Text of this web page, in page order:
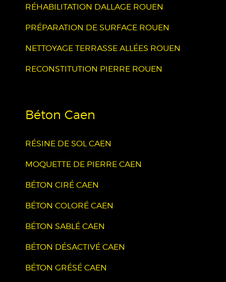
RÉHABILITATION DALLAGE ROUEN
PRÉPARATION DE SURFACE ROUEN
NETTOYAGE TERRASSE ALLÉES ROUEN
RECONSTITUTION PIERRE ROUEN
Béton Caen
RÉSINE DE SOL CAEN
MOQUETTE DE PIERRE CAEN
BÉTON CIRÉ CAEN
BÉTON COLORÉ CAEN
BÉTON SABLÉ CAEN
BÉTON DÉSACTIVÉ CAEN
BÉTON GRÉSÉ CAEN